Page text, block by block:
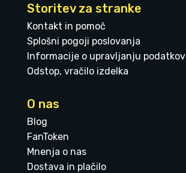
Storitev za stranke
Kontakt in pomoč
Splošni pogoji poslovanja
Informacije o upravljanju podatkov
Odstop, vračilo izdelka
O nas
Blog
FanToken
Mnenja o nas
Dostava in plačilo